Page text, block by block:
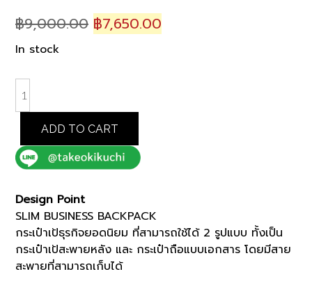
฿9,000.00 Original
฿7,650.00
In stock
NYLON
BUSINESS
BACKPACK
quantity
ADD TO CART
Design Point
SLIM BUSINESS BACKPACK
กระเป๋าเป้ธุรกิจยอดนิยม ที่สามารถใช้ได้ 2 รูปแบบ ทั้งเป็น
กระเป๋าเป้สะพายหลัง และ กระเป๋าถือแบบเอกสาร โดยมีสาย
สะพายที่สามารถเก็บได้